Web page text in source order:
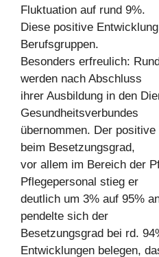
Fluktuation auf rund 9%.
Diese positive
Berufsgruppen.
Besonders erfreulich:
werden nach Abschluss
ihrer Ausbildung in den
Gesundheitsverbundes
übernommen. Der
beim Besetzungsgrad,
vor allem im Bereich der
Pflegepersonal stieg er
deutlich um 3% auf 95%
pendelte sich der
Besetzungsgrad bei rd.
Entwicklungen belegen,